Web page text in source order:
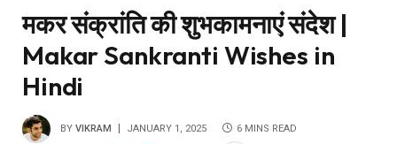
मकर संक्रांति की शुभकामनाएं संदेश |
Makar Sankranti Wishes in
Hindi
BY VIKRAM JANUARY 1, 2025 6 MINS READ